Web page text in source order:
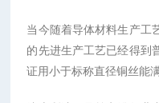
当今随着导体材料生产工
的先进生产工艺已经得到
证用小于标称直径铜丝能